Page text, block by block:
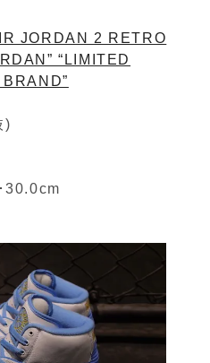
JORDAN 2 RETRO
“LIMITED
)
30.0cm